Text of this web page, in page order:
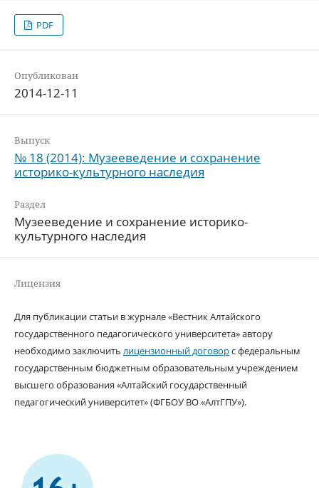
PDF
Опубликован
2014-12-11
Выпуск
№ 18 (2014): Музееведение и сохранение
историко-культурного наследия
Раздел
Музееведение и сохранение историко-
культурного наследия
Лицензия
Для публикации статьи в журнале «Вестник Алтайского
государственного педагогического университета» автору
необходимо заключить лицензионный договорс федеральным
государственным бюджетным образовательным учреждением
высшего образования «Алтайский государственный
педагогический университет» (ФГБОУ ВО «АлтГПУ»).